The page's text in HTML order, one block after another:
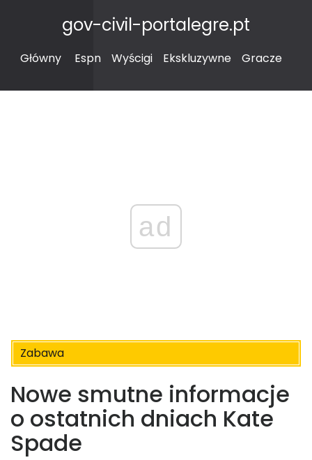
gov-civil-portalegre.pt
Główny Espn Wyścigi Ekskluzywne Gracze
ad
Zabawa
Nowe smutne informacje
o ostatnich dniach Kate
Spade